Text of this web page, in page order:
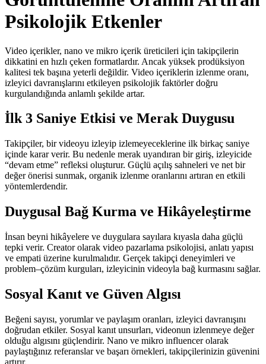
Psikolojik Etkenler
Video içerikler, nano ve mikro içerik üreticileri için takipçilerin
dikkatini en hızlı çeken formatlardır. Ancak yüksek prodüksiyon
kalitesi tek başına yeterli değildir. Video içeriklerin izlenme oranı,
izleyici davranışlarını etkileyen psikolojik faktörler doğru
kurgulandığında anlamlı şekilde artar.
İlk 3 Saniye Etkisi ve Merak Duygusu
Takipçiler, bir videoyu izleyip izlemeyeceklerine ilk birkaç saniye
içinde karar verir. Bu nedenle merak uyandıran bir giriş, izleyicide
“devam etme” refleksi oluşturur. Güçlü açılış sahneleri ve net bir
değer önerisi sunmak, organik izlenme oranlarını artıran en etkili
yöntemlerdendir.
Duygusal Bağ Kurma ve Hikâyeleştirme
İnsan beyni hikâyelere ve duygulara sayılara kıyasla daha güçlü
tepki verir. Creator olarak video pazarlama psikolojisi, anlatı yapısı
ve empati üzerine kurulmalıdır. Gerçek takipçi deneyimleri ve
problem–çözüm kurguları, izleyicinin videoyla bağ kurmasını sağlar.
Sosyal Kanıt ve Güven Algısı
Beğeni sayısı, yorumlar ve paylaşım oranları, izleyici davranışını
doğrudan etkiler. Sosyal kanıt unsurları, videonun izlenmeye değer
olduğu algısını güçlendirir. Nano ve mikro influencer olarak
paylaştığınız referanslar ve başarı örnekleri, takipçilerinizin güvenini
artırır.